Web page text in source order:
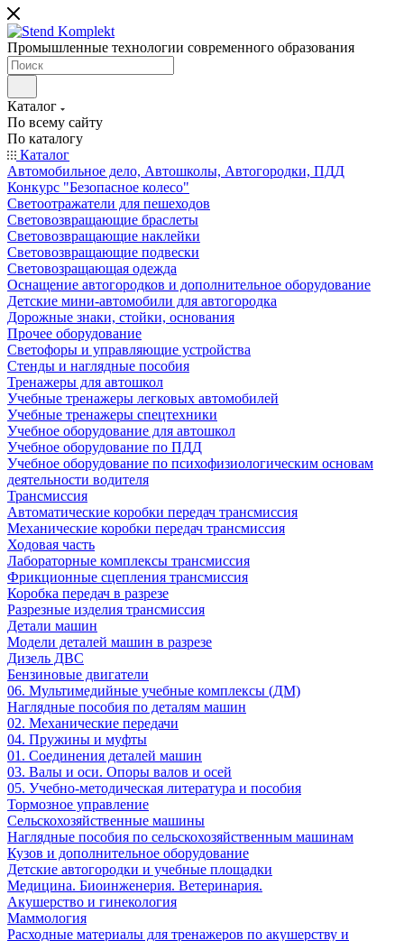
Промышленные технологии современного образования
Каталог
По всему сайту
По каталогу
Каталог
Автомобильное дело, Автошколы, Автогородки, ПДД
Конкурс "Безопасное колесо"
Светоотражатели для пешеходов
Световозвращающие браслеты
Световозвращающие наклейки
Световозвращающие подвески
Световозращающая одежда
Оснащение автогородков и дополнительное оборудование
Детские мини-автомобили для автогородка
Дорожные знаки, стойки, основания
Прочее оборудование
Светофоры и управляющие устройства
Стенды и наглядные пособия
Тренажеры для автошкол
Учебные тренажеры легковых автомобилей
Учебные тренажеры спецтехники
Учебное оборудование для автошкол
Учебное оборудование по ПДД
Учебное оборудование по психофизиологическим основам
деятельности водителя
Трансмиссия
Автоматические коробки передач трансмиссия
Механические коробки передач трансмиссия
Ходовая часть
Лабораторные комплексы трансмиссия
Фрикционные сцепления трансмиссия
Коробка передач в разрезе
Разрезные изделия трансмиссия
Детали машин
Модели деталей машин в разрезе
Дизель ДВС
Бензиновые двигатели
06. Мультимедийные учебные комплексы (ДМ)
Наглядные пособия по деталям машин
02. Механические передачи
04. Пружины и муфты
01. Соединения деталей машин
03. Валы и оси. Опоры валов и осей
05. Учебно-методическая литература и пособия
Тормозное управление
Сельскохозяйственные машины
Наглядные пособия по сельскохозяйственным машинам
Кузов и дополнительное оборудование
Детские автогородки и учебные площадки
Медицина. Биоинженерия. Ветеринария.
Акушерство и гинекология
Маммология
Расходные материалы для тренажеров по акушерству и